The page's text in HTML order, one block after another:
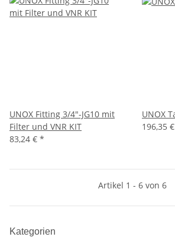
UNOX Fitting 3/4"-JG10 mit
Filter und VNR KIT
83,24 € *
UNOX
196,35 €
Artikel 1 - 6 von 6
Kategorien